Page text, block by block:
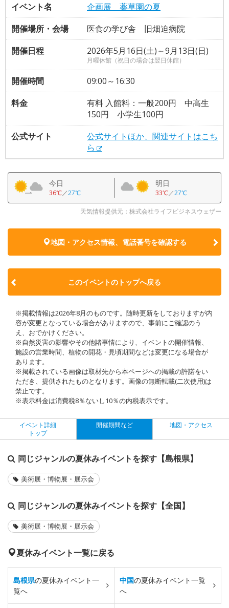
イベント名
企画展 薬草園の夏
開催場所・会場
医食の学び舎 旧畑迫病院
開催日程
2026年5月16日(土)～9月13日(日)
月曜休館（祝日の場合は翌日休館）
開催時間
09:00～16:30
料金
有料 入館料：一般200円 中高生
150円 小学生100円
公式サイト
公式サイトほか、関連サイトはこち
ら
今日
36℃／27℃
明日
33℃／27℃
天気情報提供元：株式会社ライフビジネスウェザー
地図・アクセス情報、電話番号を確認する
このイベントのトップへ戻る
※掲載情報は2026年8月のものです。随時更新をしておりますが内
容が変更となっている場合がありますので、事前にご確認のう
え、おでかけください。
※自然災害の影響やその他諸事情により、イベントの開催情報、
施設の営業時間、植物の開花・見頃期間などは変更になる場合が
あります。
※掲載されている画像は取材先から本ページへの掲載の許諾をい
ただき、提供されたものとなります。画像の無断転載(二次使用)は
禁止です。
※表示料金は消費税8％ないし10％の内税表示です。
イベント詳細
トップ
開催期間など 地図・アクセス
同じジャンルの夏休みイベントを探す【島根県】
美術展・博物展・展示会
同じジャンルの夏休みイベントを探す【全国】
美術展・博物展・展示会
夏休みイベント一覧に戻る
島根県の夏休みイベント一
覧へ
中国の夏休みイベント一覧
へ